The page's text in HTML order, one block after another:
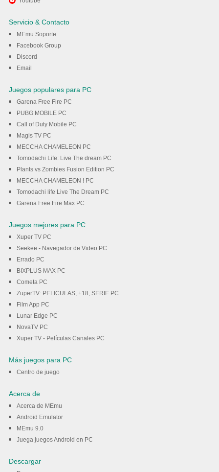
Manager 2024 - Football en PC
Servicio & Contacto
MEmu Soporte
Facebook Group
Discord
Email
Juegos populares para PC
Garena Free Fire PC
PUBG MOBILE PC
Call of Duty Mobile PC
Magis TV PC
MECCHA CHAMELEON PC
Tomodachi Life: Live The dream PC
Plants vs Zombies Fusion Edition PC
MECCHA CHAMELEON ! PC
Tomodachi life Live The Dream PC
Garena Free Fire Max PC
Juegos mejores para PC
Xuper TV PC
Seekee - Navegador de Video PC
Errado PC
BIXPLUS MAX PC
Cometa PC
ZuperTV: PELICULAS, +18, SERIE PC
Film App PC
Lunar Edge PC
NovaTV PC
Xuper TV - Películas Canales PC
Más juegos para PC
Centro de juego
Acerca de
Acerca de MEmu
Android Emulator
MEmu 9.0
Juega juegos Android en PC
Descargar